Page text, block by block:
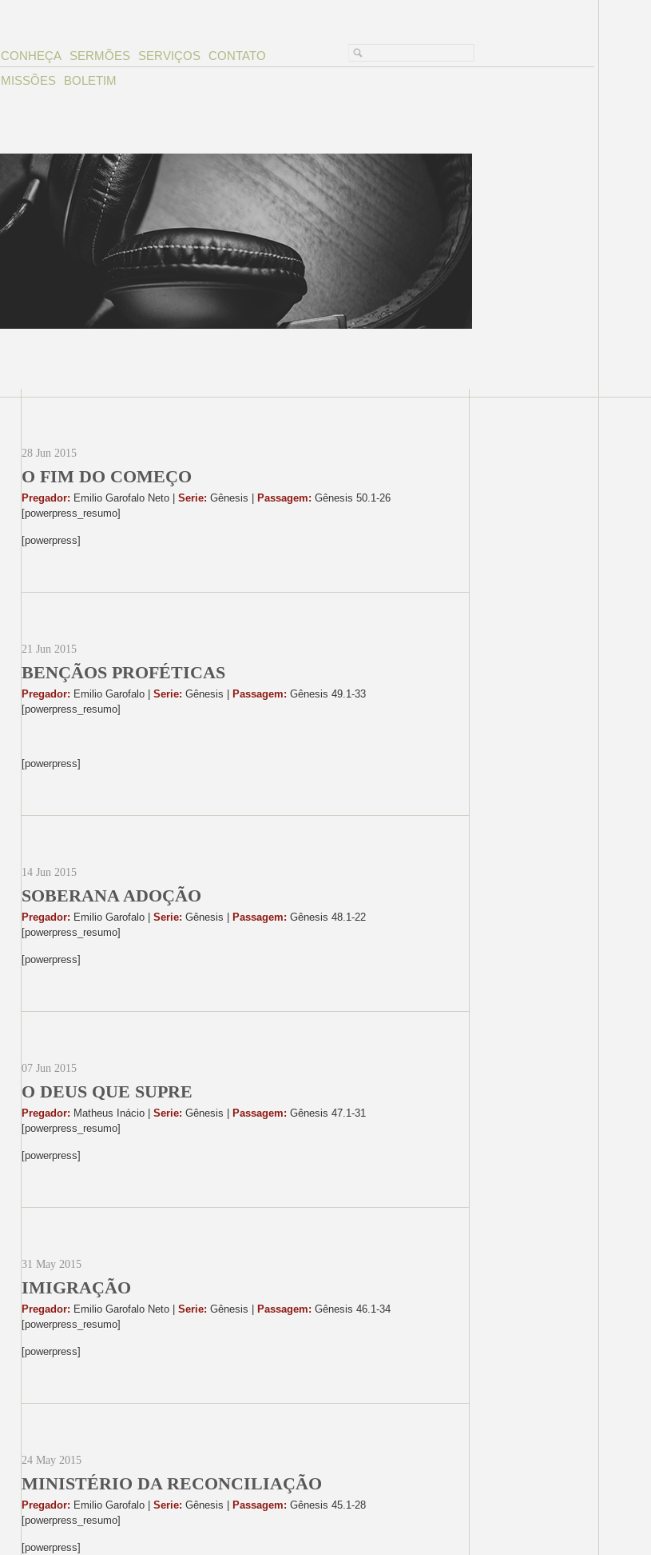
CONHEÇA SERMÕES SERVIÇOS CONTATO
MISSÕES
BOLETIM
28 Jun 2015
O FIM DO COMEÇO
Pregador: Emilio Garofalo Neto | Serie: Gênesis | Passagem: Gênesis 50.1-26
[powerpress_resumo]
[powerpress]
21 Jun 2015
BENÇÃOS PROFÉTICAS
Pregador: Emilio Garofalo | Serie: Gênesis | Passagem: Gênesis 49.1-33
[powerpress_resumo]
[powerpress]
14 Jun 2015
SOBERANA ADOÇÃO
Pregador: Emilio Garofalo | Serie: Gênesis | Passagem: Gênesis 48.1-22
[powerpress_resumo]
[powerpress]
07 Jun 2015
O DEUS QUE SUPRE
Pregador: Matheus Inácio | Serie: Gênesis | Passagem: Gênesis 47.1-31
[powerpress_resumo]
[powerpress]
31 May 2015
IMIGRAÇÃO
Pregador: Emilio Garofalo Neto | Serie: Gênesis | Passagem: Gênesis 46.1-34
[powerpress_resumo]
[powerpress]
24 May 2015
MINISTÉRIO DA RECONCILIAÇÃO
Pregador: Emilio Garofalo | Serie: Gênesis | Passagem: Gênesis 45.1-28
[powerpress_resumo]
[powerpress]